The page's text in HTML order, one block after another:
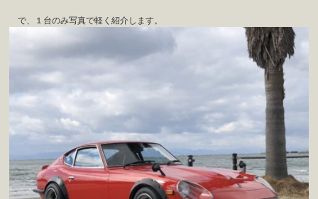
で、１台のみ写真で軽く紹介します。